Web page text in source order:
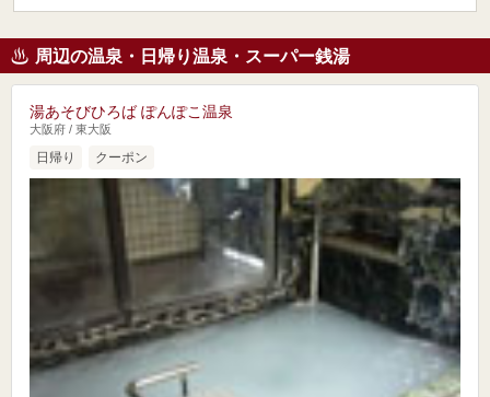
周辺の温泉・日帰り温泉・スーパー銭湯
湯あそびひろば ぽんぽこ温泉
大阪府 / 東大阪
日帰り クーポン